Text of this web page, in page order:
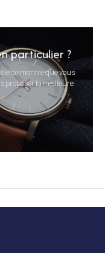
particulier ?
de montre que vous
proposer la meilleure